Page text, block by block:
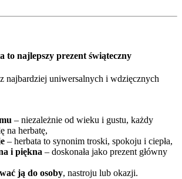
to najlepszy prezent świąteczny
najbardziej uniwersalnych i wdzięcznych
– niezależnie od wieku i gustu, każdy
na herbatę,
– herbata to synonim troski, spokoju i ciepła,
i piękna – doskonała jako prezent główny
ją do osoby, nastroju lub okazji.